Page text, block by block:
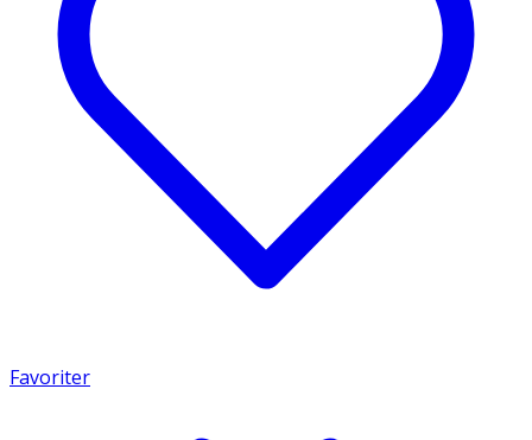
Favoriter